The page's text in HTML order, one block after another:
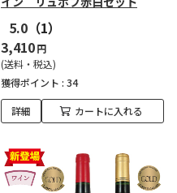
5.0 （1）
3,410円
(送料・税込)
獲得ポイント : 34
詳細 カートに入れる